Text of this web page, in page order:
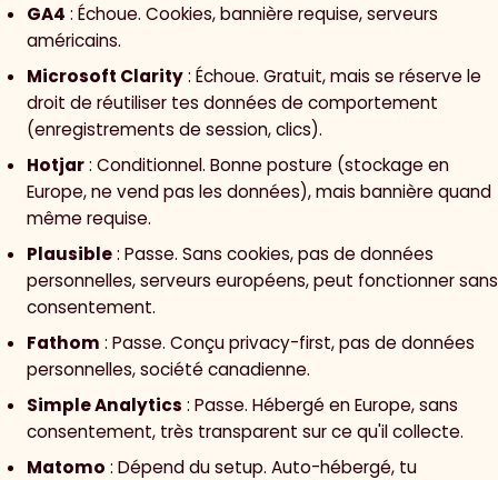
GA4 : Échoue. Cookies, bannière requise, serveurs
américains.
Microsoft Clarity: Échoue. Gratuit, mais se réserve le
droit de réutiliser tes données de comportement
(enregistrements de session, clics).
Hotjar: Conditionnel. Bonne posture (stockage en
Europe, ne vend pas les données), mais bannière quand
même requise.
Plausible: Passe. Sans cookies, pas de données
personnelles, serveurs européens, peut fonctionner sans
consentement.
Fathom : Passe. Conçu privacy-first, pas de données
personnelles, société canadienne.
Simple Analytics : Passe. Hébergé en Europe, sans
consentement, très transparent sur ce qu'il collecte.
Matomo : Dépend du setup. Auto-hébergé, tu